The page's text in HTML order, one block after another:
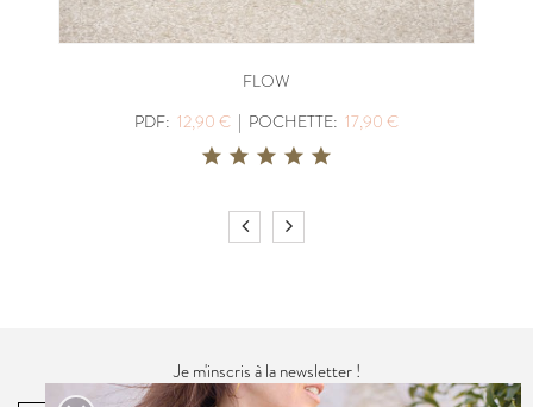
FLOW
PDF: 12,90 € | POCHETTE: 17,90 €
Je m'inscris à la newsletter !